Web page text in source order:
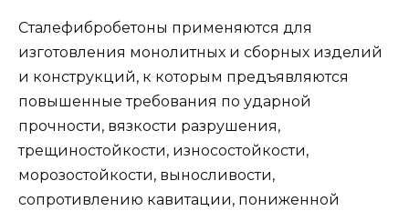
Сталефибробетоны применяются для
изготовления монолитных и сборных изделий
и конструкций, к которым предъявляются
повышенные требования по ударной
прочности, вязкости разрушения,
трещиностойкости, износостойкости,
морозостойкости, выносливости,
сопротивлению кавитации, пониженной